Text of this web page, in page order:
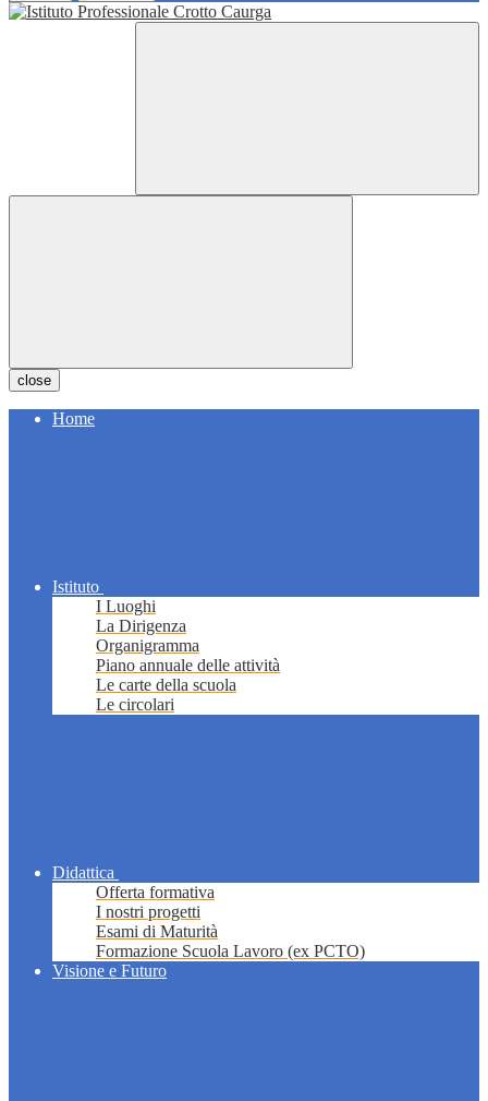
close
Home
Istituto
I Luoghi
La Dirigenza
Organigramma
Piano annuale delle attività
Le carte della scuola
Le circolari
Didattica
Offerta formativa
I nostri progetti
Esami di Maturità
Formazione Scuola Lavoro (ex PCTO)
Visione e Futuro